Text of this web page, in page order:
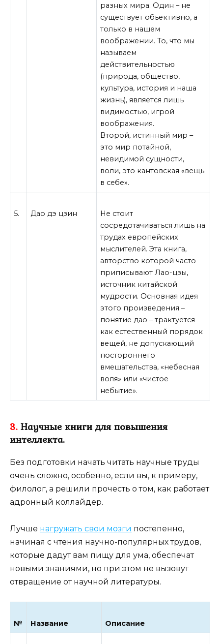
разных мира. Один – не
существует объективно, а
только в нашем
воображении. То, что мы
называем
действительностью
(природа, общество,
культура, история и наша
жизнь), является лишь
видимостью, игрой
воображения.
Второй, истинный мир –
это мир потайной,
невидимой сущности,
воли, это кантовская «вещь
в себе».
5. Дао дэ цзин
Не стоит
сосредотачиваться лишь на
трудах европейских
мыслителей. Эта книга,
авторство которой часто
приписывают Лао-цзы,
источник китайской
мудрости. Основная идея
этого произведения –
понятие дао – трактуется
как естественный порядок
вещей, не допускающий
постороннего
вмешательства, «небесная
воля» или «чистое
небытие».
3. Научные книги для повышения
интеллекта.
Без подготовки начать читать научные труды
очень сложно, особенно, если вы, к примеру,
филолог, а решили прочесть о том, как работает
адронный коллайдер.
Лучше нагружать свои мозги постепенно,
начиная с чтения научно-популярных трудов,
которые дадут вам пищу для ума, обеспечат
новыми знаниями, но при этом не вызовут
отвращение от научной литературы.
№ Название Описание